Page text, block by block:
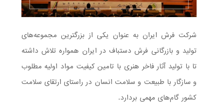
شرکت فرش ایران به عنوان یکی از بزرگترین مجموعه‌های
تولید و بازرگانی فرش دستباف در ایران همواره تلاش داشته
تا با تولید آثار فاخر هنری با تامین کیفیت مواد اولیه مطلوب
و سازگار با طبیعت و سلامت انسان در راستای ارتقای سلامت
کشور گام‌های مهمی بردارد.